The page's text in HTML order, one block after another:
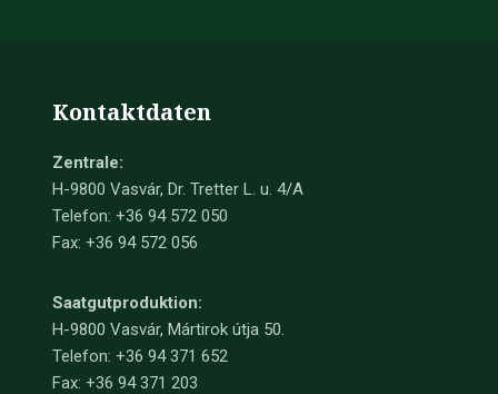
Kontaktdaten
Zentrale:
H-9800 Vasvár, Dr. Tretter L. u. 4/A
Telefon: +36 94 572 050
Fax: +36 94 572 056
Saatgutproduktion:
H-9800 Vasvár, Mártirok útja 50.
Telefon: +36 94 371 652
Fax: +36 94 371 203